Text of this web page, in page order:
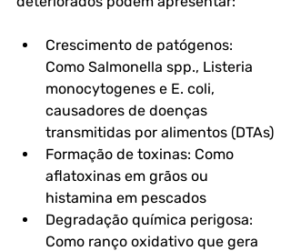
Crescimento de patógenos:
Como Salmonella spp., Listeria
monocytogenes e E. coli,
causadores de doenças
transmitidas por alimentos (DTAs)
Formação de toxinas: Como
aflatoxinas em grãos ou
histamina em pescados
Degradação química perigosa:
Como ranço oxidativo que gera